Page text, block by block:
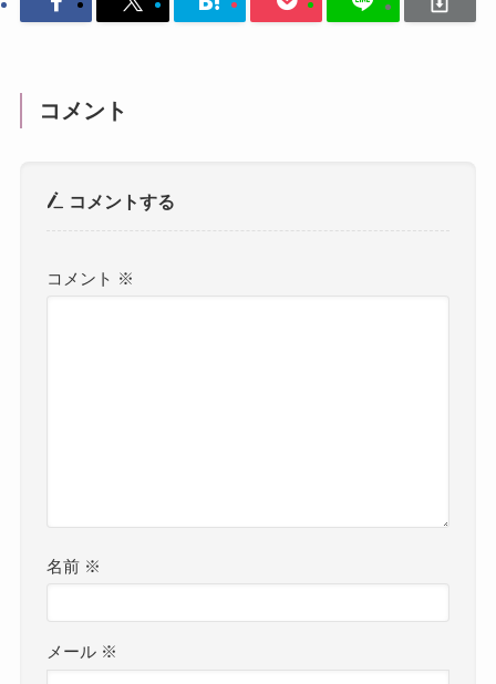
コメント
コメントする
コメント ※
名前 ※
メール ※